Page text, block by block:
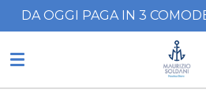
Vai
al
contenuto
DA OGGI PAGA IN 3